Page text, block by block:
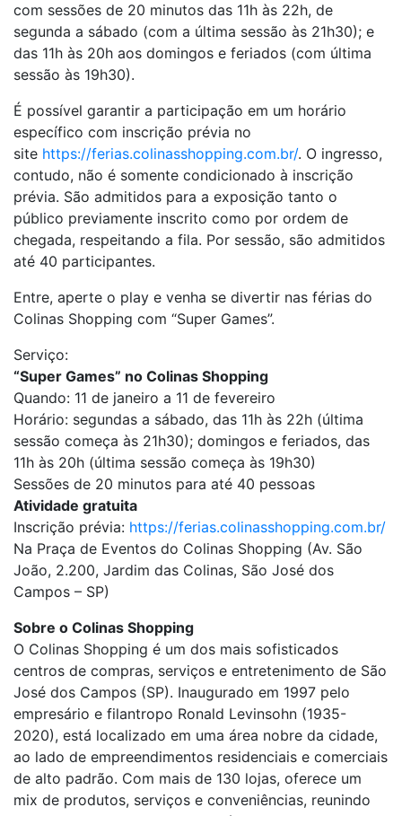
com sessões de 20 minutos das 11h às 22h, de
segunda a sábado (com a última sessão às 21h30); e
das 11h às 20h aos domingos e feriados (com última
sessão às 19h30).
É possível garantir a participação em um horário
específico com inscrição prévia no
site https://ferias.colinasshopping.com.br/. O ingresso,
contudo, não é somente condicionado à inscrição
prévia. São admitidos para a exposição tanto o
público previamente inscrito como por ordem de
chegada, respeitando a fila. Por sessão, são admitidos
até 40 participantes.
Entre, aperte o play e venha se divertir nas férias do
Colinas Shopping com “Super Games”.
Serviço:
“Super Games” no Colinas Shopping
Quando: 11 de janeiro a 11 de fevereiro
Horário: segundas a sábado, das 11h às 22h (última
sessão começa às 21h30); domingos e feriados, das
11h às 20h (última sessão começa às 19h30)
Sessões de 20 minutos para até 40 pessoas
Atividade gratuita
Inscrição prévia: https://ferias.colinasshopping.com.br/
Na Praça de Eventos do Colinas Shopping (Av. São
João, 2.200, Jardim das Colinas, São José dos
Campos – SP)
Sobre o Colinas Shopping
O Colinas Shopping é um dos mais sofisticados
centros de compras, serviços e entretenimento de São
José dos Campos (SP). Inaugurado em 1997 pelo
empresário e filantropo Ronald Levinsohn (1935-
2020), está localizado em uma área nobre da cidade,
ao lado de empreendimentos residenciais e comerciais
de alto padrão. Com mais de 130 lojas, oferece um
mix de produtos, serviços e conveniências, reunindo